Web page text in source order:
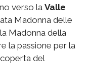
verso la Valle
Madonna delle
Madonna della
la passione per la
del